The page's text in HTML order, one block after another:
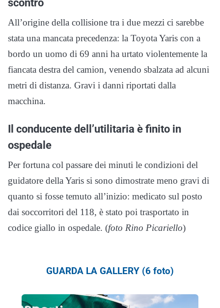
All’origine della collisione tra i due mezzi ci sarebbe
stata una mancata precedenza: la Toyota Yaris con a
bordo un uomo di 69 anni ha urtato violentemente la
fiancata destra del camion, venendo sbalzata ad alcuni
metri di distanza. Gravi i danni riportati dalla
macchina.
Il conducente dell’utilitaria è finito in
ospedale
Per fortuna col passare dei minuti le condizioni del
guidatore della Yaris si sono dimostrate meno gravi di
quanto si fosse temuto all’inizio: medicato sul posto
dai soccorritori del 118, è stato poi trasportato in
codice giallo in ospedale. (foto Rino Picariello)
GUARDA LA GALLERY (6 foto)